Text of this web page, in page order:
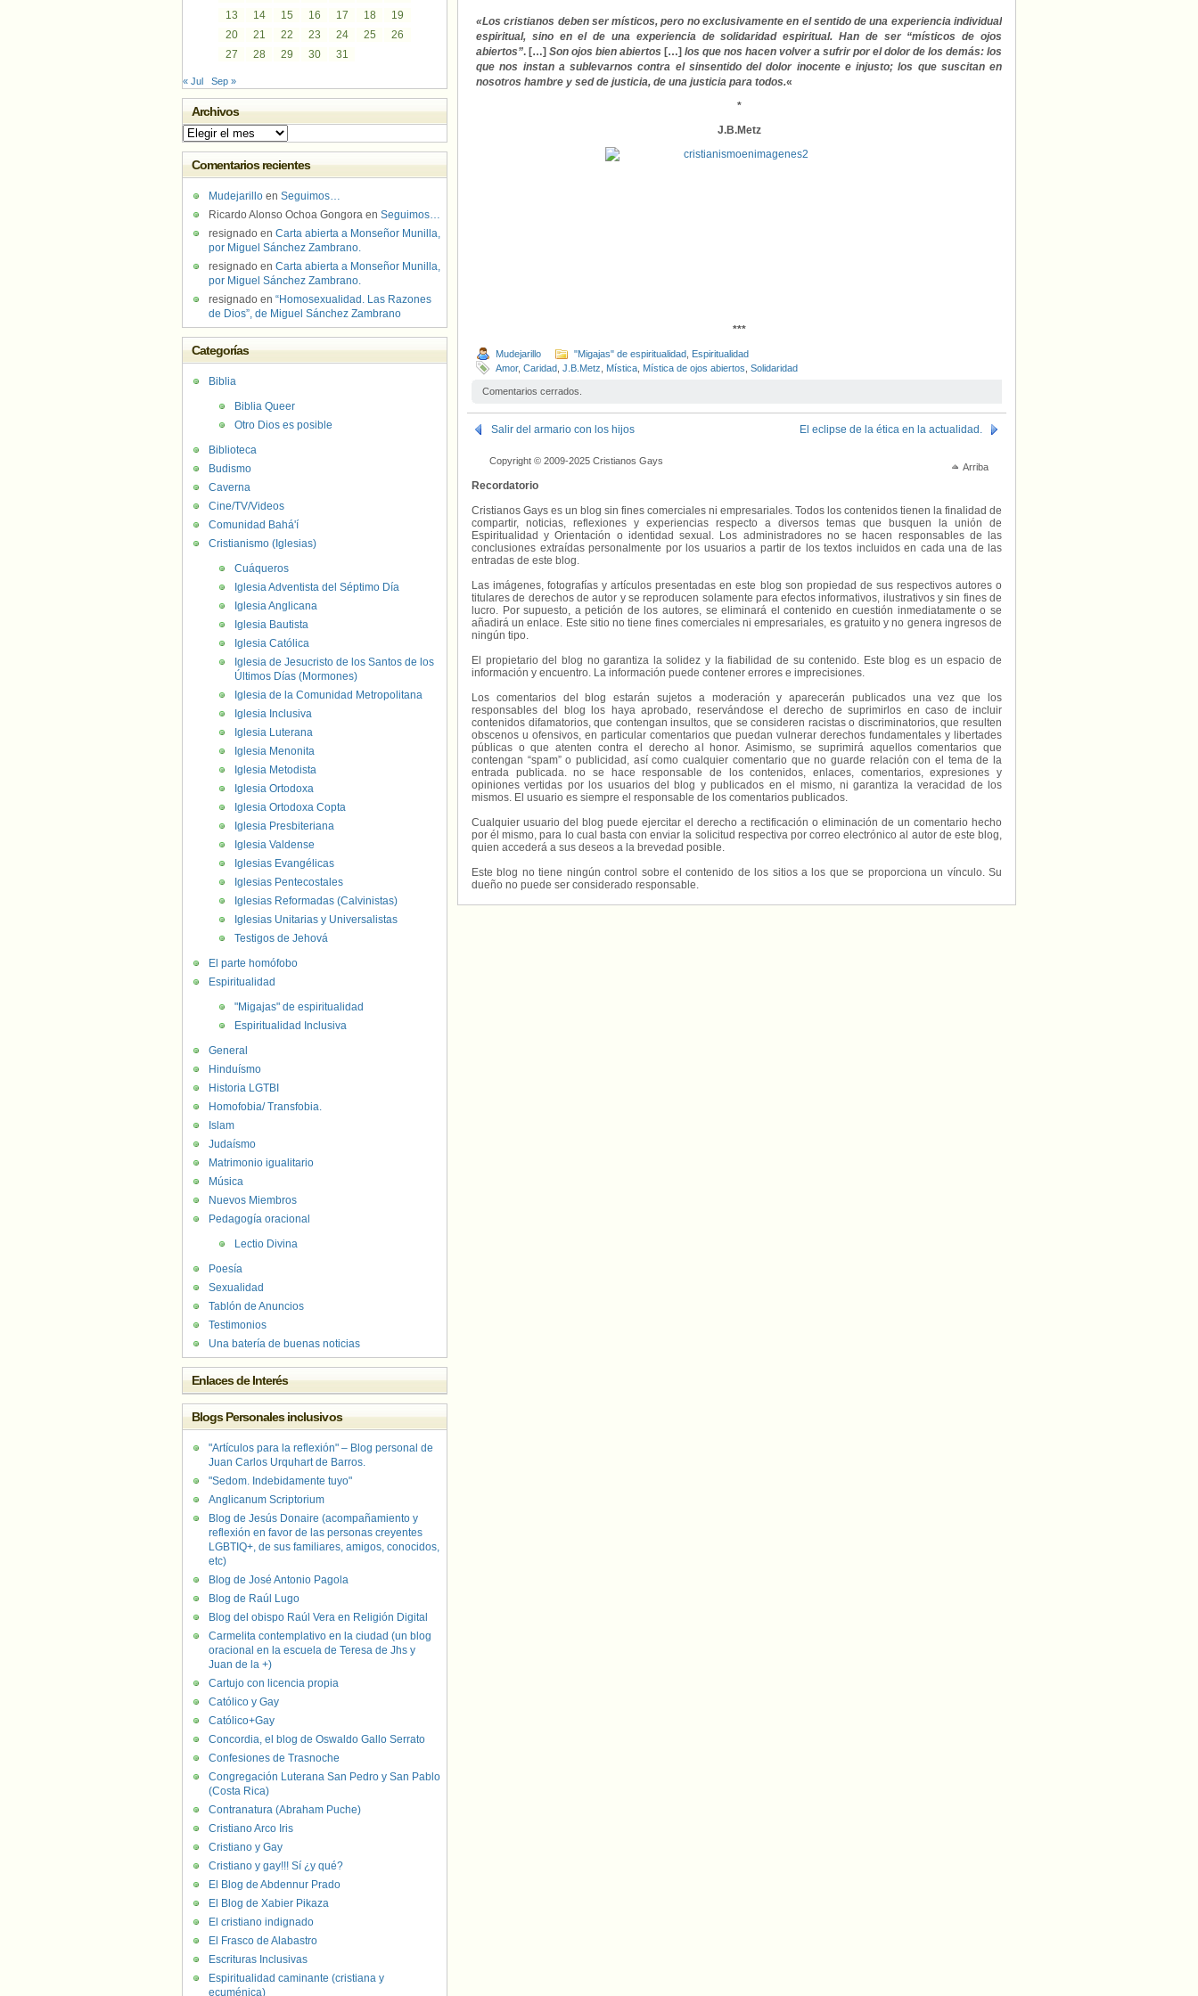
«Los cristianos deben ser místicos, pero no exclusivamente en el sentido de una experiencia individual
espiritual, sino en el de una experiencia de solidaridad espiritual. Han de ser “místicos de ojos
abiertos”. […] Son ojos bien abiertos […] los que nos hacen volver a sufrir por el dolor de los demás: los
que nos instan a sublevarnos contra el sinsentido del dolor inocente e injusto; los que suscitan en
nosotros hambre y sed de justicia, de una justicia para todos.«
*
J.B.Metz
***
Mudejarillo "Migajas" de espiritualidad Espiritualidad
Amor, Caridad J.B.Metz Mística Mística de ojos abiertos Solidaridad
Comentarios cerrados.
Salir del armario con los hijos El eclipse de la ética en la actualidad.
Arriba
Copyright © 2009-2025 Cristianos Gays
Recordatorio
Cristianos Gays es un blog sin fines comerciales ni empresariales. Todos los contenidos tienen la finalidad de
compartir, noticias, reflexiones y experiencias respecto a diversos temas que busquen la unión de
Espiritualidad y Orientación o identidad sexual. Los administradores no se hacen responsables de las
conclusiones extraídas personalmente por los usuarios a partir de los textos incluidos en cada una de las
entradas de este blog.
Las imágenes, fotografías y artículos presentadas en este blog son propiedad de sus respectivos autores o
titulares de derechos de autor y se reproducen solamente para efectos informativos, ilustrativos y sin fines de
lucro. Por supuesto, a petición de los autores, se eliminará el contenido en cuestión inmediatamente o se
añadirá un enlace. Este sitio no tiene fines comerciales ni empresariales, es gratuito y no genera ingresos de
ningún tipo.
El propietario del blog no garantiza la solidez y la fiabilidad de su contenido. Este blog es un espacio de
información y encuentro. La información puede contener errores e imprecisiones.
Los comentarios del blog estarán sujetos a moderación y aparecerán publicados una vez que los
responsables del blog los haya aprobado, reservándose el derecho de suprimirlos en caso de incluir
contenidos difamatorios, que contengan insultos, que se consideren racistas o discriminatorios, que resulten
obscenos u ofensivos, en particular comentarios que puedan vulnerar derechos fundamentales y libertades
públicas o que atenten contra el derecho al honor. Asimismo, se suprimirá aquellos comentarios que
contengan “spam” o publicidad, así como cualquier comentario que no guarde relación con el tema de la
entrada publicada. no se hace responsable de los contenidos, enlaces, comentarios, expresiones y
opiniones vertidas por los usuarios del blog y publicados en el mismo, ni garantiza la veracidad de los
mismos. El usuario es siempre el responsable de los comentarios publicados.
Cualquier usuario del blog puede ejercitar el derecho a rectificación o eliminación de un comentario hecho
por él mismo, para lo cual basta con enviar la solicitud respectiva por correo electrónico al autor de este blog,
quien accederá a sus deseos a la brevedad posible.
Este blog no tiene ningún control sobre el contenido de los sitios a los que se proporciona un vínculo. Su
dueño no puede ser considerado responsable.
13
14 15 16 17 18
19
20
21 22 23 24 25
26
27
28 29 30 31
« Jul Sep »
Archivos
Archivos
Comentarios recientes
Mudejarillo en Seguimos…
Ricardo Alonso Ochoa Gongora en Seguimos…
resignado en Carta abierta a Monseñor Munilla,
por Miguel Sánchez Zambrano.
resignado en Carta abierta a Monseñor Munilla,
por Miguel Sánchez Zambrano.
resignado en “Homosexualidad. Las Razones
de Dios”, de Miguel Sánchez Zambrano
Categorías
Biblia
Biblia Queer
Otro Dios es posible
Biblioteca
Budismo
Caverna
Cine/TV/Videos
Comunidad Bahá'í
Cristianismo (Iglesias)
Cuáqueros
Iglesia Adventista del Séptimo Día
Iglesia Anglicana
Iglesia Bautista
Iglesia Católica
Iglesia de Jesucristo de los Santos de los
Últimos Días (Mormones)
Iglesia de la Comunidad Metropolitana
Iglesia Inclusiva
Iglesia Luterana
Iglesia Menonita
Iglesia Metodista
Iglesia Ortodoxa
Iglesia Ortodoxa Copta
Iglesia Presbiteriana
Iglesia Valdense
Iglesias Evangélicas
Iglesias Pentecostales
Iglesias Reformadas (Calvinistas)
Iglesias Unitarias y Universalistas
Testigos de Jehová
El parte homófobo
Espiritualidad
"Migajas" de espiritualidad
Espiritualidad Inclusiva
General
Hinduísmo
Historia LGTBI
Homofobia/ Transfobia.
Islam
Judaísmo
Matrimonio igualitario
Música
Nuevos Miembros
Pedagogía oracional
Lectio Divina
Poesía
Sexualidad
Tablón de Anuncios
Testimonios
Una batería de buenas noticias
Enlaces de Interés
Blogs Personales inclusivos
"Artículos para la reflexión" – Blog personal de
Juan Carlos Urquhart de Barros.
"Sedom. Indebidamente tuyo"
Anglicanum Scriptorium
Blog de Jesús Donaire (acompañamiento y
reflexión en favor de las personas creyentes
LGBTIQ+, de sus familiares, amigos, conocidos,
etc)
Blog de José Antonio Pagola
Blog de Raúl Lugo
Blog del obispo Raúl Vera en Religión Digital
Carmelita contemplativo en la ciudad (un blog
oracional en la escuela de Teresa de Jhs y
Juan de la +)
Cartujo con licencia propia
Católico y Gay
Católico+Gay
Concordia, el blog de Oswaldo Gallo Serrato
Confesiones de Trasnoche
Congregación Luterana San Pedro y San Pablo
(Costa Rica)
Contranatura (Abraham Puche)
Cristiano Arco Iris
Cristiano y Gay
Cristiano y gay!!! Sí ¿y qué?
El Blog de Abdennur Prado
El Blog de Xabier Pikaza
El cristiano indignado
El Frasco de Alabastro
Escrituras Inclusivas
Espiritualidad caminante (cristiana y
ecuménica)